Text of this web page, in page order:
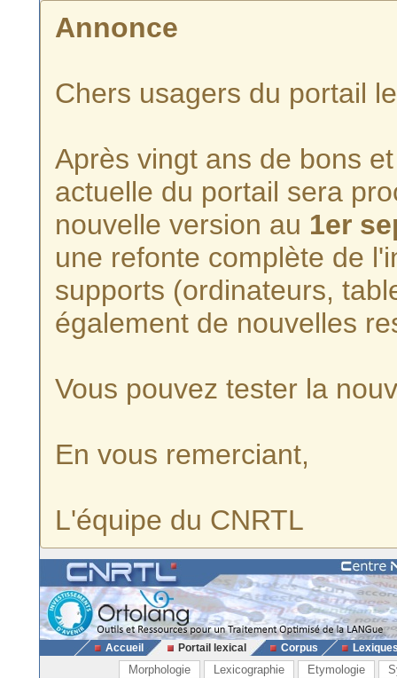
Annonce
Chers usagers du portail
Après vingt ans de bons
actuelle du portail sera
nouvelle version au 1er
une refonte complète de
supports (ordinateurs,
également de nouvelles
Vous pouvez tester la
En vous remerciant,
L'équipe du CNRTL
Accueil Portail lexical Corpus
Morphologie Lexicographie Etymologie